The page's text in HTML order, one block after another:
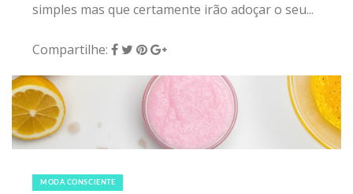
simples mas que certamente irão adoçar o seu...
Compartilhe:
MODA CONSCIENTE